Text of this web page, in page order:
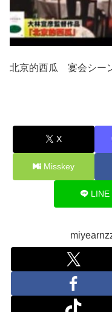
北京的西瓜 宴会シー
X
Misskey
LINE